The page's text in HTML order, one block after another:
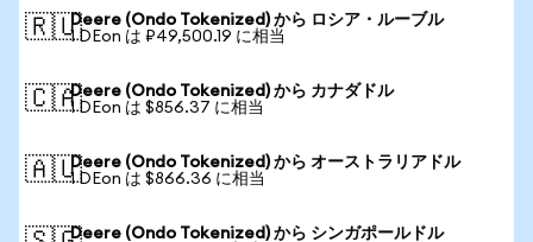
🇷🇺Deere (Ondo Tokenized) から ロシア・ルーブル
1 DEon は ₽49,500.19 に相当
🇨🇦Deere (Ondo Tokenized) から カナダドル
1 DEon は $856.37 に相当
🇦🇺Deere (Ondo Tokenized) から オーストラリアドル
1 DEon は $866.36 に相当
Deere (Ondo Tokenized) から シンガポールドル